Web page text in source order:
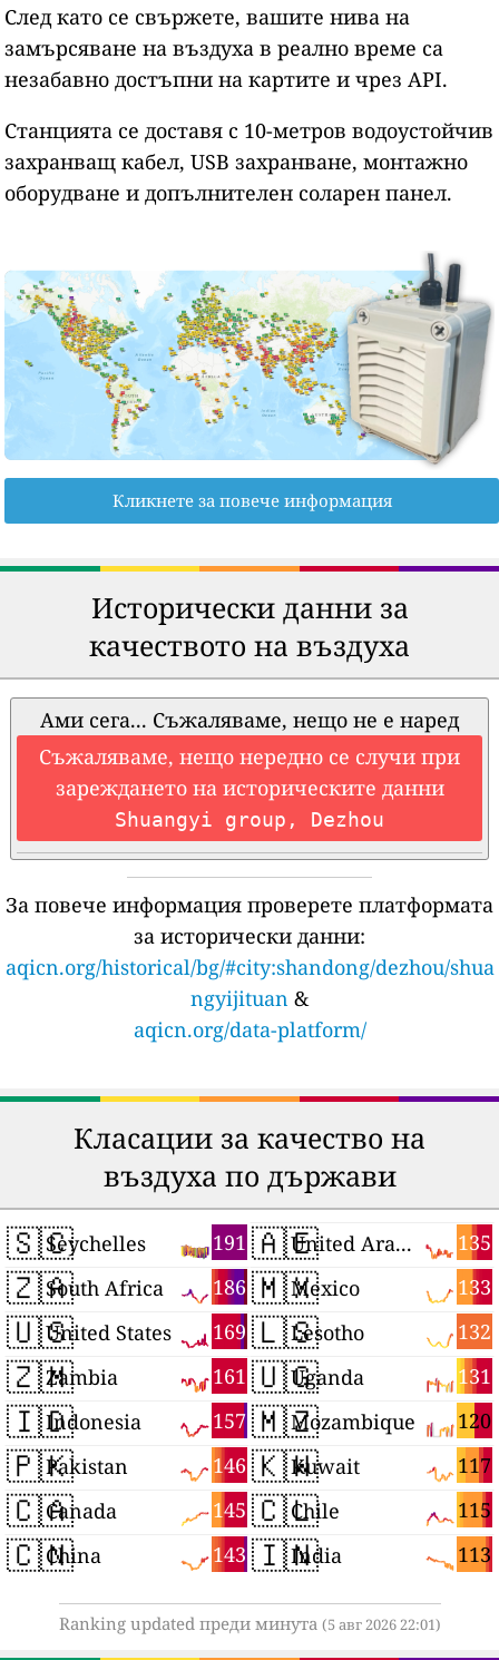
След като се свържете, вашите нива на
замърсяване на въздуха в реално време са
незабавно достъпни на картите и чрез API.
Станцията се доставя с 10-метров водоустойчив
захранващ кабел, USB захранване, монтажно
оборудване и допълнителен соларен панел.
Кликнете за повече информация
Исторически данни за
качеството на въздуха
Ами сега... Съжаляваме, нещо не е наред
Съжаляваме, нещо нередно се случи при
зареждането на историческите данни
Shuangyi group, Dezhou
За повече информация проверете платформата
за исторически данни:
aqicn.org/historical/bg/#city:shandong/dezhou/shua
ngyijituan &
aqicn.org/data-platform/
Класации за качество на
въздуха по държави
🇸🇨 191
Seychelles
🇿🇦 186
South Africa
🇺🇸 169
United States
🇿🇲 161
Zambia
🇮🇩 157
Indonesia
🇵🇰 146
Pakistan
🇨🇦 145
Canada
🇨🇳 143
China
🇦🇪 135
United Arab Emirates
🇲🇽 133
Mexico
🇱🇸 132
Lesotho
🇺🇬 131
Uganda
🇲🇿 120
Mozambique
🇰🇼 117
Kuwait
🇨🇱 115
Chile
🇮🇳 113
India
Ranking updated преди минута (5 авг 2026 22:01)